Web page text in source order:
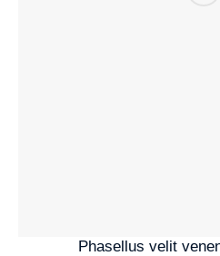
Phasellus velit